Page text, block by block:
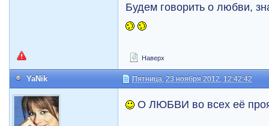
Будем говорить о любви,
Наверх
YaNik Пятница, 23 ноября 2012, 12:42:42
О ЛЮБВИ во всех её